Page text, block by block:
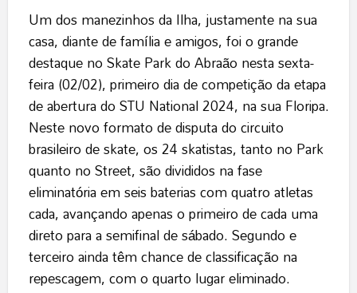
Um dos manezinhos da Ilha, justamente na sua
casa, diante de família e amigos, foi o grande
destaque no Skate Park do Abraão nesta sexta-
feira (02/02), primeiro dia de competição da etapa
de abertura do STU National 2024, na sua Floripa.
Neste novo formato de disputa do circuito
brasileiro de skate, os 24 skatistas, tanto no Park
quanto no Street, são divididos na fase
eliminatória em seis baterias com quatro atletas
cada, avançando apenas o primeiro de cada uma
direto para a semifinal de sábado. Segundo e
terceiro ainda têm chance de classificação na
repescagem, com o quarto lugar eliminado.